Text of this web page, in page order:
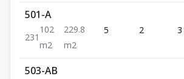
501-A
231
102
m2
229.8
m2
5 2 3
503-AB